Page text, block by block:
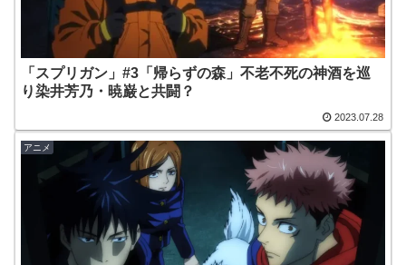
「スプリガン」#3「帰らずの森」不老不死の神酒を巡
り染井芳乃・暁巌と共闘？
2023.07.28
アニメ